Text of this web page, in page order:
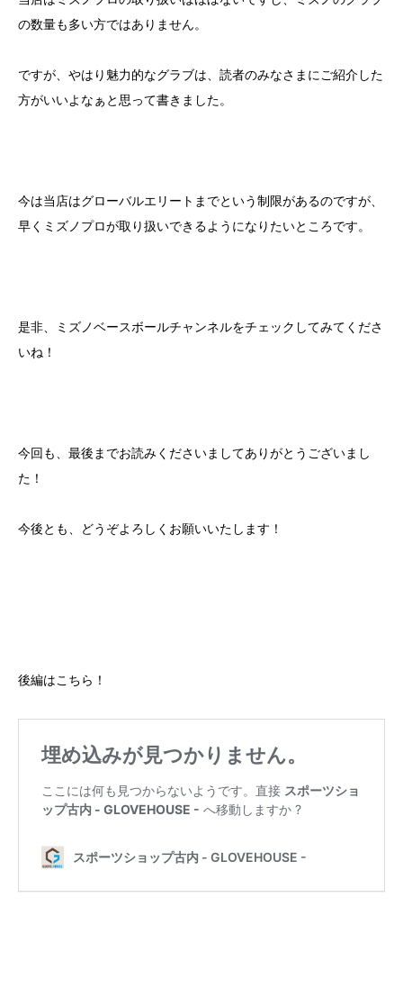
の数量も多い方ではありません。
ですが、やはり魅力的なグラブは、読者のみなさまにご紹介した
方がいいよなぁと思って書きました。
今は当店はグローバルエリートまでという制限があるのですが、
早くミズノプロが取り扱いできるようになりたいところです。
是非、ミズノベースボールチャンネルをチェックしてみてくださ
いね！
今回も、最後までお読みくださいましてありがとうございまし
た！
今後とも、どうぞよろしくお願いいたします！
後編はこちら！